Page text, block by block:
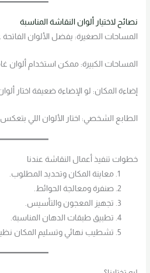
نصائح لاختيار ألوان النقاشة المناسبة
المساحات الصغيرة: يفضل الألوان
المساحات الكبيرة: ممكن استخدام ألوان
إضاءة المكان: لو الإضاءة ضعيفة اختار
الطابع الشخصي: اختار الألوان اللي
خطوات تنفيذ أعمال النقاشة عندنا
معاينة المكان وتحديد المطلوب.
صنفرة ومعالجة الحوائط.
تجهيز المعجون والتأسيس.
تطبيق طبقات الدهان المناسبة.
تشطيب نهائي وتسليم المكان